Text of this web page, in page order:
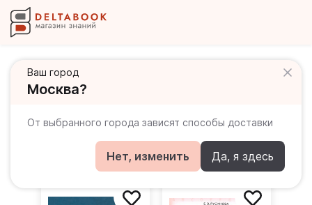
Ваш город
Москва?
От выбранного города зависят способы доставки
Нет, изменить Да, я здесь
Пособия для дошкольников
Популярное
По убыванию цены
По возрастанию цены
Фильтры